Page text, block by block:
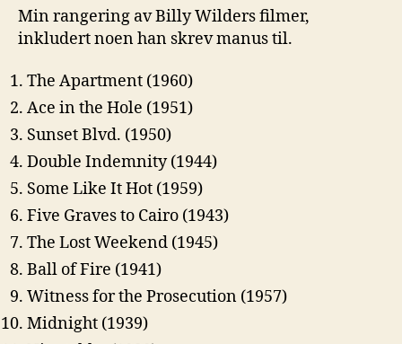
Min rangering av Billy Wilders filmer,
inkludert noen han skrev manus til.
The Apartment (1960)
Ace in the Hole (1951)
Sunset Blvd. (1950)
Double Indemnity (1944)
Some Like It Hot (1959)
Five Graves to Cairo (1943)
The Lost Weekend (1945)
Ball of Fire (1941)
Witness for the Prosecution (1957)
Midnight (1939)